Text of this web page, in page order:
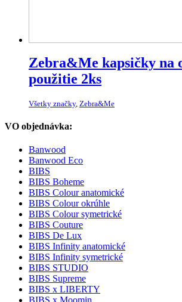
Zebra&Me kapsičky na
použitie 2ks
Všetky značky, Zebra&Me
VO objednávka:
Banwood
Banwood Eco
BIBS
BIBS Boheme
BIBS Colour anatomické
BIBS Colour okrúhle
BIBS Colour symetrické
BIBS Couture
BIBS De Lux
BIBS Infinity anatomické
BIBS Infinity symetrické
BIBS STUDIO
BIBS Supreme
BIBS x LIBERTY